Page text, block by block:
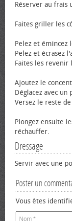
Réserver au frais
Faites griller les
Pelez et émincez
Pelez et écrasez
Faites les revenir
Ajoutez le
Déglacez avec
Versez le reste
Plongez ensuite
réchauffer.
Dressage
Servir avec une
Poster un
Vous êtes